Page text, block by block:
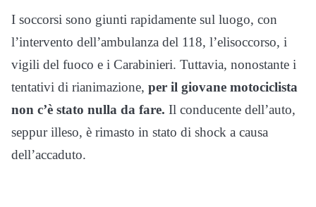
I soccorsi sono giunti rapidamente sul luogo, con
l’intervento dell’ambulanza del 118, l’elisoccorso, i
vigili del fuoco e i Carabinieri. Tuttavia, nonostante i
tentativi di rianimazione, per il giovane motociclista
non c’è stato nulla da fare. Il conducente dell’auto,
seppur illeso, è rimasto in stato di shock a causa
dell’accaduto.